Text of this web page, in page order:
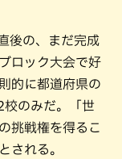
後の、まだ完成
ロック大会で好
的に都道府県の
のみだ。「世
挑戦権を得るこ
される。